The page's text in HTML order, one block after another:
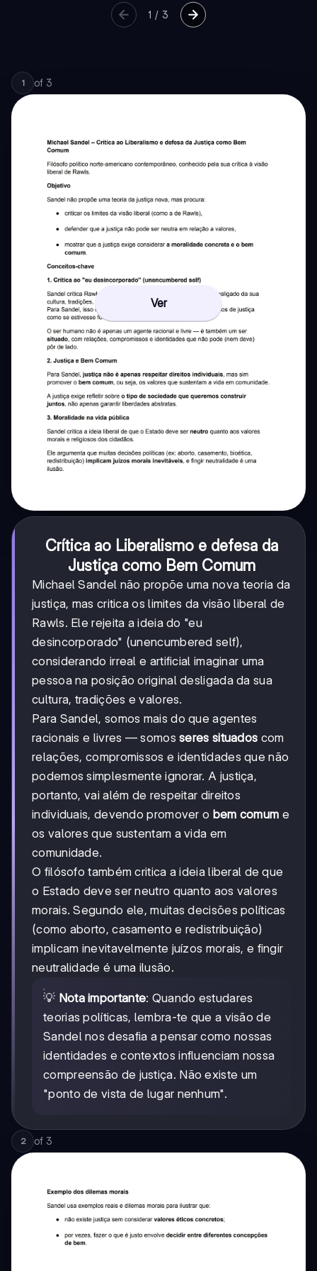
1 / 3
1 of 3
Ver
Crítica ao Liberalismo e defesa da
Justiça como Bem Comum
Michael Sandel não propõe uma nova teoria da
justiça, mas critica os limites da visão liberal de
Rawls. Ele rejeita a ideia do "eu
desincorporado" (unencumbered self),
considerando irreal e artificial imaginar uma
pessoa na posição original desligada da sua
cultura, tradições e valores.
Para Sandel, somos mais do que agentes
racionais e livres — somosseres situados com
relações, compromissos e identidades que não
podemos simplesmente ignorar. A justiça,
portanto, vai além de respeitar direitos
individuais, devendo promover o bem comum e
os valores que sustentam a vida em
comunidade.
O filósofo também critica a ideia liberal de que
o Estado deve ser neutro quanto aos valores
morais. Segundo ele, muitas decisões políticas
(como aborto, casamento e redistribuição)
implicam inevitavelmente juízos morais, e fingir
neutralidade é uma ilusão.
💡 Nota importante: Quando estudares
teorias políticas, lembra-te que a visão de
Sandel nos desafia a pensar como nossas
identidades e contextos influenciam nossa
compreensão de justiça. Não existe um
"ponto de vista de lugar nenhum".
2 of 3